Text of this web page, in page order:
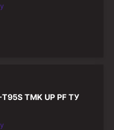
TMK UP PF ТУ